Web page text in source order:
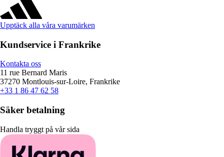
Upptäck alla våra varumärken
Kundservice i Frankrike
Kontakta oss
11 rue Bernard Maris
37270 Montlouis-sur-Loire, Frankrike
+33 1 86 47 62 58
Säker betalning
Handla tryggt på vår sida